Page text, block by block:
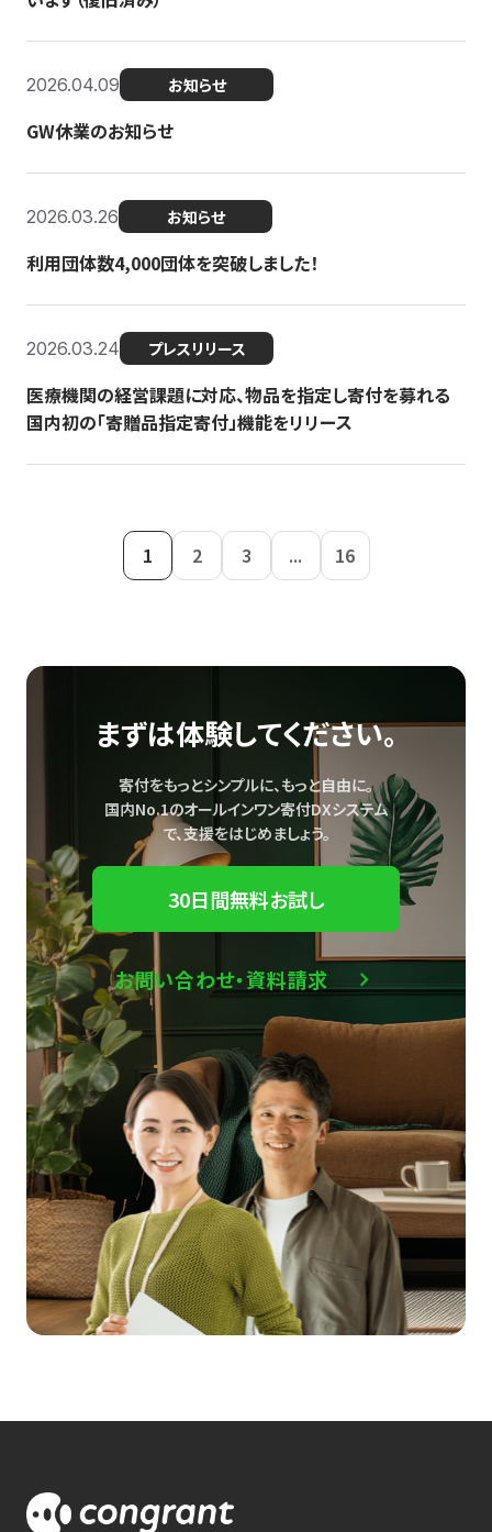
2026.04.09 お知らせ
GW休業のお知らせ
2026.03.26 お知らせ
利用団体数4,000団体を突破しました！
2026.03.24 プレスリリース
医療機関の経営課題に対応、物品を指定し寄付を募れる
国内初の「寄贈品指定寄付」機能をリリース
1 2 3 ... 16
まずは体験してください。
寄付をもっとシンプルに、もっと自由に。
国内No.1のオールインワン寄付DXシステム
で、支援をはじめましょう。
30日間無料お試し
お問い合わせ・資料請求